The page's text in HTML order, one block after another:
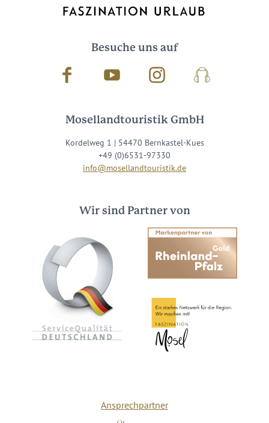
Besuche uns auf
Facebook Youtube InstagramPodcast
Mosellandtouristik GmbH
Kordelweg 1 | 54470 Bernkastel-Kues
+49 (0)6531-97330
info@mosellandtouristik.de
Wir sind Partner von
Ansprechpartner